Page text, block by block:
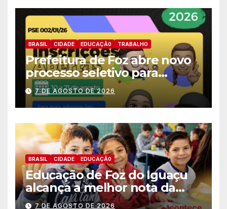
BRASIL CIDADE EDUCAÇÃ0 TRABALHO
Prefeitura de Foz abre novo
processo seletivo para
estagiários
7 DE AGOSTO DE 2026
BRASIL CIDADE EDUCAÇÃ0
Educação de Foz do Iguaçu
alcança a melhor nota da
história no IDEB
7 DE AGOSTO DE 2026